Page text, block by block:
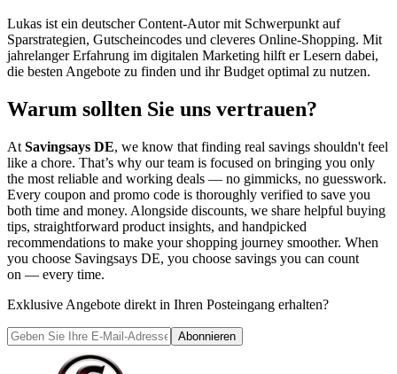
Lukas ist ein deutscher Content-Autor mit Schwerpunkt auf
Sparstrategien, Gutscheincodes und cleveres Online-Shopping. Mit
jahrelanger Erfahrung im digitalen Marketing hilft er Lesern dabei,
die besten Angebote zu finden und ihr Budget optimal zu nutzen.
Warum sollten Sie uns vertrauen?
At Savingsays DE, we know that finding real savings shouldn't feel
like a chore. That’s why our team is focused on bringing you only
the most reliable and working deals — no gimmicks, no guesswork.
Every coupon and promo code is thoroughly verified to save you
both time and money. Alongside discounts, we share helpful buying
tips, straightforward product insights, and handpicked
recommendations to make your shopping journey smoother. When
you choose Savingsays DE, you choose savings you can count
on — every time.
Exklusive Angebote direkt in Ihren Posteingang erhalten?
Abonnieren